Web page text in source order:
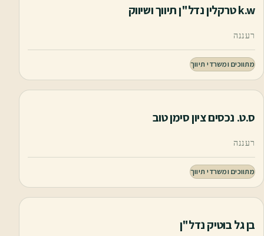
k.w טרקלין נדל"ן תיווך ושיווק
רעננה
מתווכים ומשרדי תיווך
ס.ט. נכסים ציון סימן טוב
רעננה
מתווכים ומשרדי תיווך
בן גל בוטיק נדל"ן